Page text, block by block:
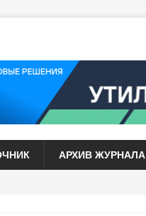
АРХИВ ЖУРНАЛА